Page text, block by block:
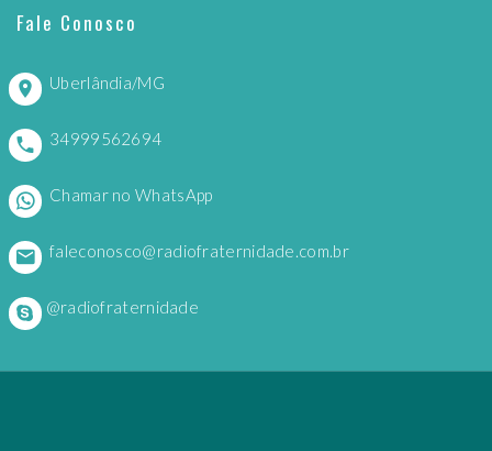
Fale Conosco
Uberlândia/MG
34999562694
Chamar no WhatsApp
faleconosco@radiofraternidade.com.br
@radiofraternidade